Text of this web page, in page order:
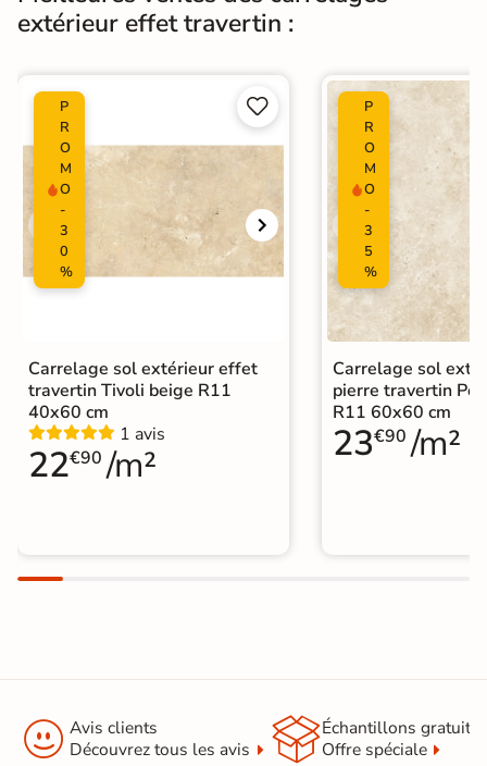
naturelle
Carrelage travertin extérieur 10mm
Carrelage intérieur / extérieur
identique
extérieur effet travertin :
P
R
O
M
O
-
3
0
%


Carrelage sol extérieur effet
travertin Tivoli beige R11
40x60 cm
1 avis
22€90 /m²
P
R
O
M
O
-
3
5
%
Carrelage sol
pierre travertin
R11 60x60 cm
23€90 /m²
 Avis clients
Découvrez tous les avis
Échantillons gratuit
Offre spéciale